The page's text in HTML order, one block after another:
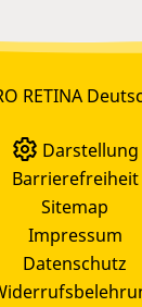
RETINA
Darstellung
Barrierefreiheit
Sitemap
Impressum
Datenschutz